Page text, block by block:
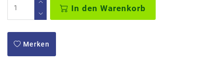
In den Warenkorb
Merken